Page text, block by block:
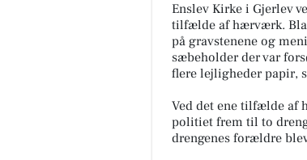
Enslev Kirke i Gjerlev
tilfælde af hærværk.
på gravstenene og
sæbeholder der var
flere lejligheder papir,
Ved det ene tilfælde af
politiet frem til to
drengenes forældre